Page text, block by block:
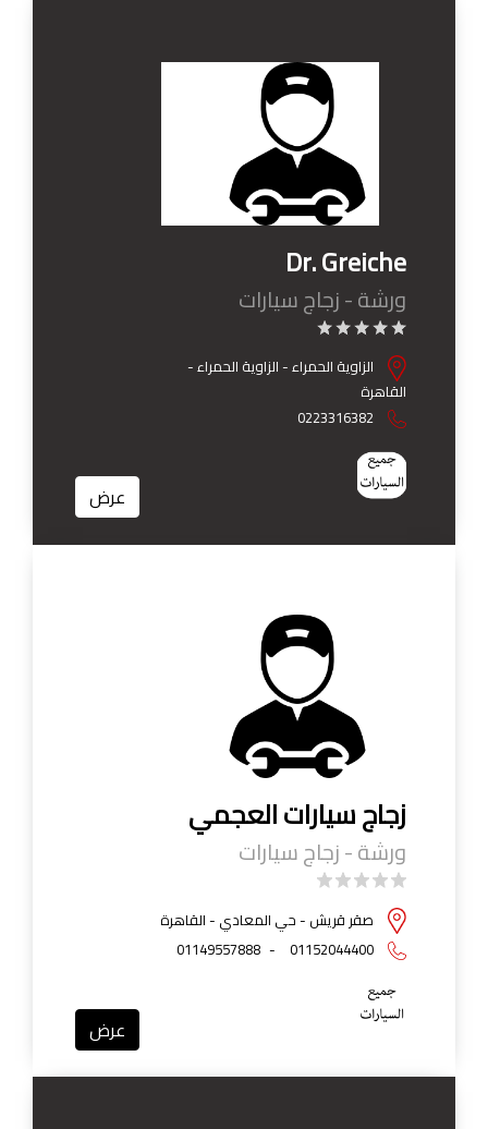
Dr. Greiche
ورشة - زجاج سيارات
الزاوية الحمراء - الزاوية الحمراء -
القاهرة
0223316382
عرض
زجاج سيارات العجمي
ورشة - زجاج سيارات
صقر قريش - حي المعادي - القاهرة
01152044400
-
01149557888
عرض